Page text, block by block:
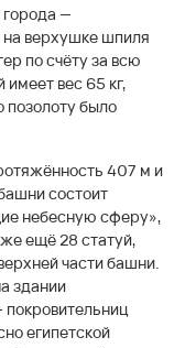
—
верхушке шпиля
по счёту за всю
вес 65 кг,
позолоту было
407 м и
состоит
небесную сферу»,
ещё 28 статуй,
части башни.
здании
египетской